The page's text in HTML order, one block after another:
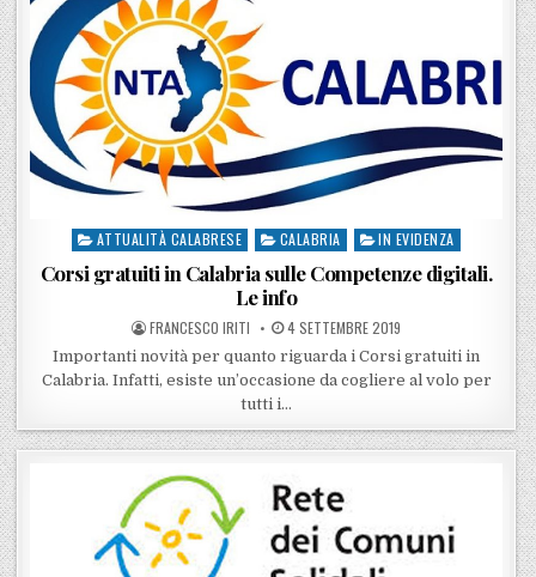
Posted in
ATTUALITÀ CALABRESE CALABRIA IN EVIDENZA
Corsi gratuiti in Calabria sulle Competenze digitali.
Le info
POSTED BY
FRANCESCO IRITI POSTED ON
4 SETTEMBRE 2019
Importanti novità per quanto riguarda i Corsi gratuiti in
Calabria. Infatti, esiste un’occasione da cogliere al volo per
tutti i…